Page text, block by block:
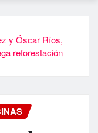
y Óscar Ríos,
reforestación